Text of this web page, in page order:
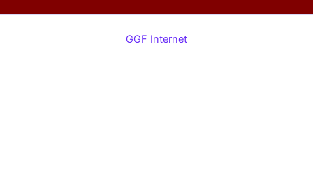
GGF Internet